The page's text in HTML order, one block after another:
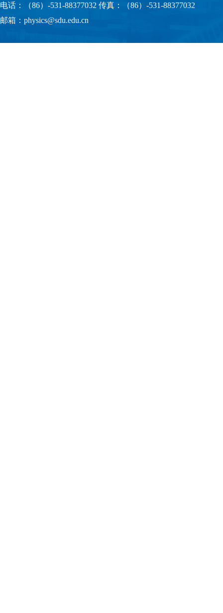
电话：（86）-531-88377032 传真：（86）-531-88377032
邮箱：physics@sdu.edu.cn